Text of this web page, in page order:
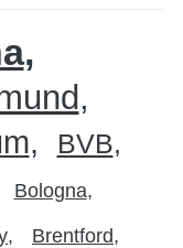
BVB
Bologna
Brentford